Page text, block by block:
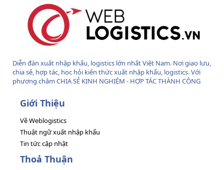
Diễn đàn xuất nhập khẩu, logistics lớn nhất Việt Nam. Nơi giao lưu,
chia sẻ, hợp tác, học hỏi kiến thức xuất nhập khẩu, logistics. Với
phương châm CHIA SẺ KINH NGHIỆM - HỢP TÁC THÀNH CÔNG
Giới Thiệu
Về Weblogistics
Thuật ngữ xuất nhập khẩu
Tin tức cập nhật
Thoả Thuận